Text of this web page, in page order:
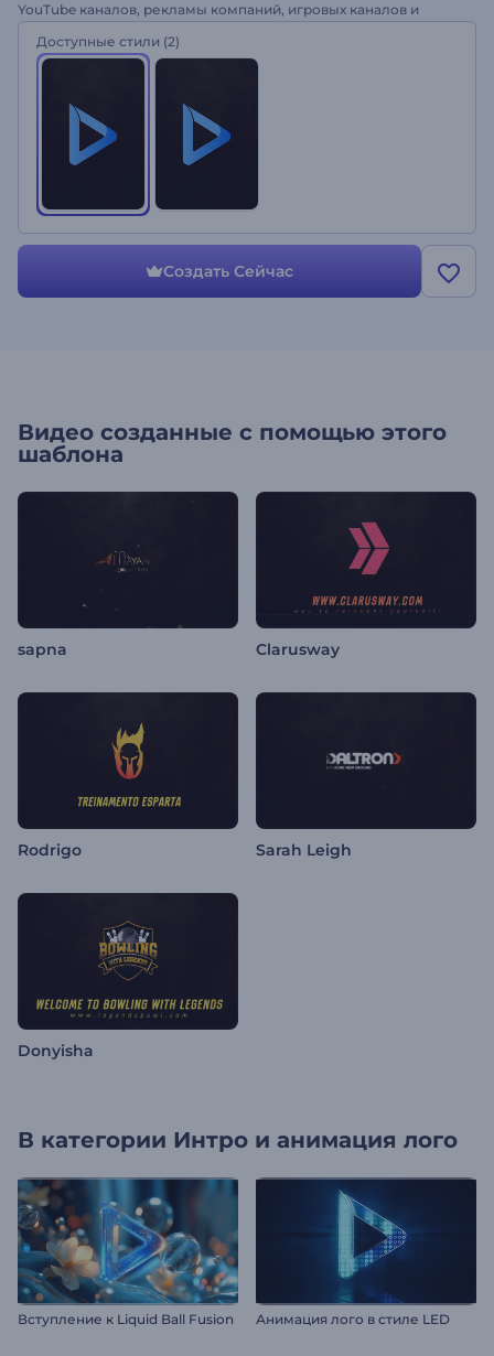
YouTube каналов, рекламы компаний, игровых каналов и
лого "Взрыв сферы"!
Доступные стили (2)
Создать Сейчас
Видео созданные с помощью этого
шаблона
sapna Clarusway
Rodrigo Sarah Leigh
Donyisha
В категории Интро и анимация лого
Вступление к Liquid Ball Fusion Анимация лого в стиле LED